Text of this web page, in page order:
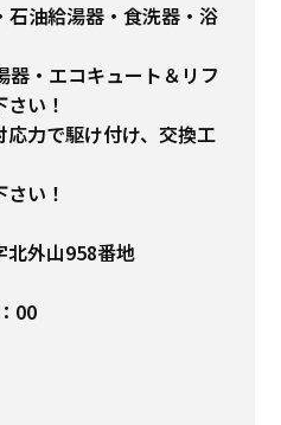
油給湯器・食洗器・浴
器・エコキュート＆リフ
い！
力で駆け付け、交換工
い！
北外山958番地
00